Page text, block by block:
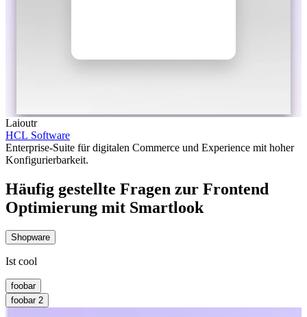
Laioutr
HCL Software
Enterprise-Suite für digitalen Commerce und Experience mit hoher
Konfigurierbarkeit.
Häufig gestellte Fragen zur Frontend
Optimierung mit Smartlook
Shopware
Ist cool
foobar
foobar 2